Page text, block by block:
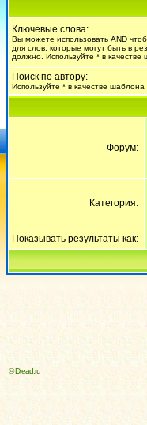
Ключевые слова:
Вы можете использовать AND
для слов, которые могут быть в
должно. Используйте * в качестве
Поиск по автору:
Используйте * в качестве шаблона
Форум:
Категория:
Показывать результаты как:
© Dread.ru